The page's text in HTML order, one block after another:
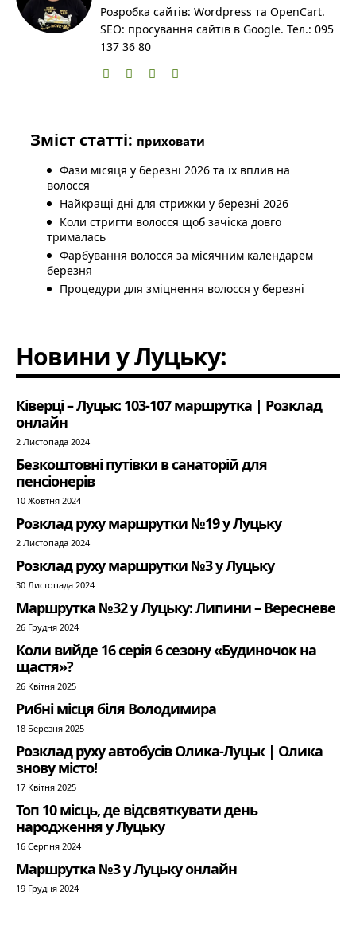
Розробка сайтів: Wordpress та OpenCart.
SEO: просування сайтів в Google. Тел.: 095
137 36 80
Зміст статті: приховати
Фази місяця у березні 2026 та їх вплив на
волосся
Найкращі дні для стрижки у березні 2026
Коли стригти волосся щоб зачіска довго
трималась
Фарбування волосся за місячним календарем
березня
Процедури для зміцнення волосся у березні
Новини у Луцьку:
Ківерці – Луцьк: 103-107 маршрутка | Розклад
онлайн
2 Листопада 2024
Безкоштовні путівки в санаторій для
пенсіонерів
10 Жовтня 2024
Розклад руху маршрутки №19 у Луцьку
2 Листопада 2024
Розклад руху маршрутки №3 у Луцьку
30 Листопада 2024
Маршрутка №32 у Луцьку: Липини – Вересневе
26 Грудня 2024
Коли вийде 16 серія 6 сезону «Будиночок на
щастя»?
26 Квітня 2025
Рибні місця біля Володимира
18 Березня 2025
Розклад руху автобусів Олика-Луцьк | Олика
знову місто!
17 Квітня 2025
Топ 10 місць, де відсвяткувати день
народження у Луцьку
16 Серпня 2024
Маршрутка №3 у Луцьку онлайн
19 Грудня 2024